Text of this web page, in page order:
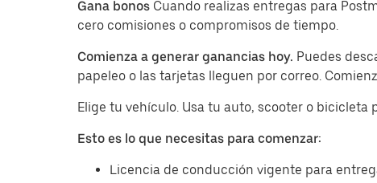
Gana bonos Cuando realizas entregas para
cero comisiones o compromisos de tiempo.
Comienza a generar ganancias hoy. Puedes
papeleo o las tarjetas lleguen por correo.
Elige tu vehículo. Usa tu auto, scooter o bicicleta
Esto es lo que necesitas para comenzar:
Licencia de conducción vigente para